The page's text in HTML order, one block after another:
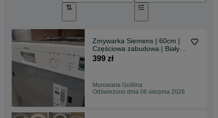
Zmywarka Siemens | 60cm |
Częściowa zabudowa | Biały
panel | GW
399 zł
Murowana Goślina
Odświeżono dnia 06 sierpnia 2026